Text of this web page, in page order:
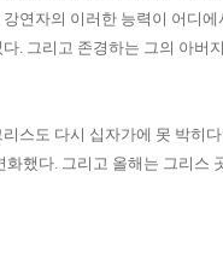
강연자의 이러한 능력이 어디
다. 그리고 존경하는 그의 아버
리스도 다시 십자가에 못 박히다
화했다. 그리고 올해는 그리스